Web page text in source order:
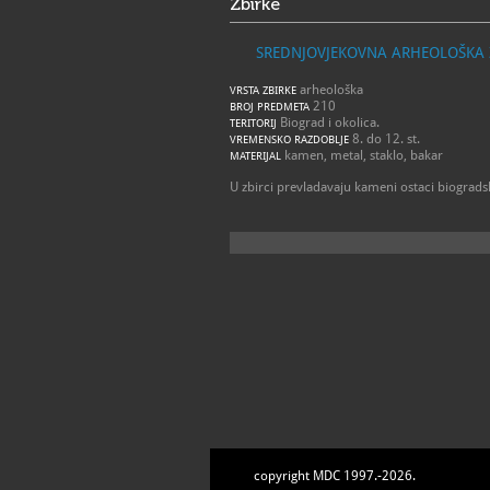
SREDNJOVJEKOVNA
VRSTA ZBIRKE arheološka
BROJ PREDMETA 210
TERITORIJ Biograd i okolica.
VREMENSKO RAZDOBLJE 8. do 12. st.
MATERIJAL kamen, metal, staklo, bakar
U zbirci prevladavaju kameni ostaci
copyright MDC 1997.-2026.